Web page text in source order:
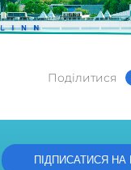
Подiлитися